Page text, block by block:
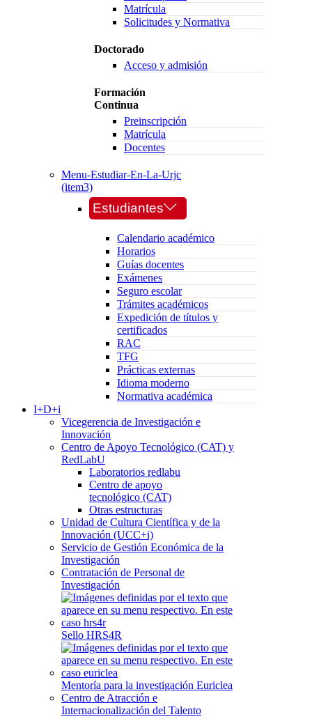
Matrícula
Solicitudes y Normativa
Doctorado
Acceso y admisión
Formación
Continua
Preinscripción
Matrícula
Docentes
Menu-Estudiar-En-La-Urjc
(item3)
Estudiantes
Calendario académico
Horarios
Guías docentes
Exámenes
Seguro escolar
Trámites académicos
Expedición de títulos y
certificados
RAC
TFG
Prácticas externas
Idioma moderno
Normativa académica
I+D+i
Vicegerencia de Investigación e
Innovación
Centro de Apoyo Tecnológico (CAT) y
RedLabU
Laboratorios redlabu
Centro de apoyo
tecnológico (CAT)
Otras estructuras
Unidad de Cultura Científica y de la
Innovación (UCC+i)
Servicio de Gestión Económica de la
Investigación
Contratación de Personal de
Investigación
Sello HRS4R
Mentoría para la investigación Euriclea
Centro de Atracción e
Internacionalización del Talento